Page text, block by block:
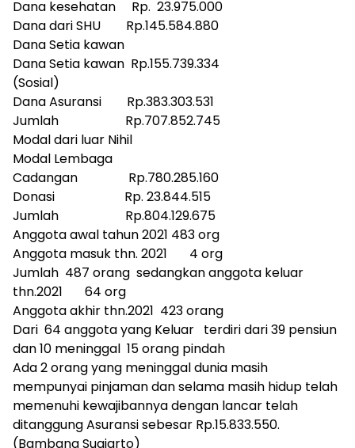
Dana kesehatan Rp. 23.975.000
Dana dari SHU Rp.145.584.880
Dana Setia kawan
Dana Setia kawan Rp.155.739.334
(Sosial)
Dana Asuransi Rp.383.303.531
Jumlah Rp.707.852.745
Modal dari luar Nihil
Modal Lembaga
Cadangan Rp.780.285.160
Donasi Rp. 23.844.515
Jumlah Rp.804.129.675
Anggota awal tahun 2021 483 org
Anggota masuk thn. 2021 4 org
Jumlah 487 orang sedangkan anggota keluar
thn.2021 64 org
Anggota akhir thn.2021 423 orang
Dari 64 anggota yang Keluar terdiri dari 39 pensiun
dan 10 meninggal 15 orang pindah
Ada 2 orang yang meninggal dunia masih
mempunyai pinjaman dan selama masih hidup telah
memenuhi kewajibannya dengan lancar telah
ditanggung Asuransi sebesar Rp.15.833.550.
(Bambang Sugiarto)